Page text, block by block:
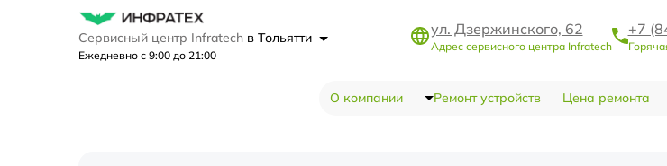
Сервисный центр Infratech в Тольятти
Ежедневно с 9:00 до 21:00
ул. Дзержинского, 62
Адрес сервисного центра Infratech
+7
О компании Ремонт устройств Цена ремонта